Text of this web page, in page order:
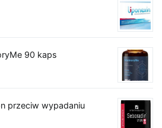
90 kaps
przeciw wypadaniu